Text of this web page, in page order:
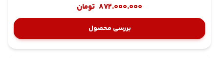
872.000.000 تومان
بررسی محصول